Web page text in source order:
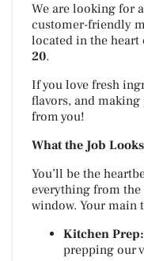
We are looking for
customer-friendly
located in the heart
20.
If you love fresh
flavors, and making
from you!
What the Job
You’ll be the
everything from
window. Your main
Kitchen Prep:
prepping our